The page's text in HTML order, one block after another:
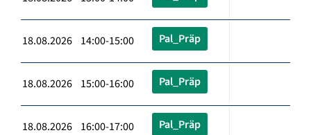
18.08.2026 14:00-15:00 Pal_Präp
18.08.2026 15:00-16:00 Pal_Präp
18.08.2026 16:00-17:00 Pal_Präp